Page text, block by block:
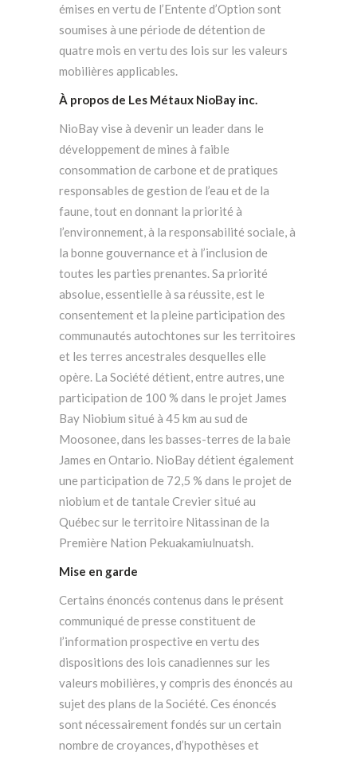
émises en vertu de l’Entente d’Option sont
soumises à une période de détention de
quatre mois en vertu des lois sur les valeurs
mobilières applicables.
À propos de Les Métaux NioBay inc.
NioBay vise à devenir un leader dans le
développement de mines à faible
consommation de carbone et de pratiques
responsables de gestion de l’eau et de la
faune, tout en donnant la priorité à
l’environnement, à la responsabilité sociale, à
la bonne gouvernance et à l’inclusion de
toutes les parties prenantes. Sa priorité
absolue, essentielle à sa réussite, est le
consentement et la pleine participation des
communautés autochtones sur les territoires
et les terres ancestrales desquelles elle
opère. La Société détient, entre autres, une
participation de 100 % dans le projet James
Bay Niobium situé à 45 km au sud de
Moosonee, dans les basses-terres de la baie
James en Ontario. NioBay détient également
une participation de 72,5 % dans le projet de
niobium et de tantale Crevier situé au
Québec sur le territoire Nitassinan de la
Première Nation Pekuakamiulnuatsh.
Mise en garde
Certains énoncés contenus dans le présent
communiqué de presse constituent de
l’information prospective en vertu des
dispositions des lois canadiennes sur les
valeurs mobilières, y compris des énoncés au
sujet des plans de la Société. Ces énoncés
sont nécessairement fondés sur un certain
nombre de croyances, d’hypothèses et